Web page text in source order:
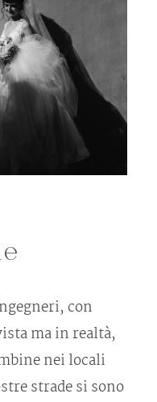
con
ma in realtà,
nei locali
strade si sono